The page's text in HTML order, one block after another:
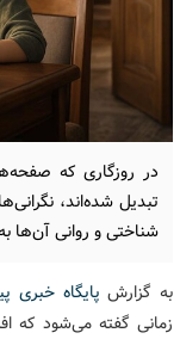
در روزگاری که
تبدیل شده‌اند،
شناختی و روانی آن‌ها
به گزارش پایگاه خبری
زمانی گفته می‌شود که